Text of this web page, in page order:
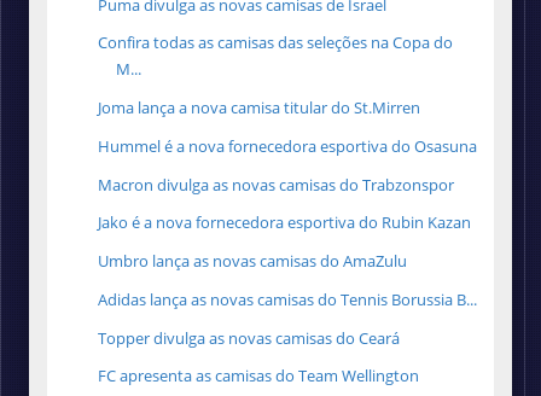
Puma divulga as novas camisas de Israel
Confira todas as camisas das seleções na Copa do
M...
Joma lança a nova camisa titular do St.Mirren
Hummel é a nova fornecedora esportiva do Osasuna
Macron divulga as novas camisas do Trabzonspor
Jako é a nova fornecedora esportiva do Rubin Kazan
Umbro lança as novas camisas do AmaZulu
Adidas lança as novas camisas do Tennis Borussia B...
Topper divulga as novas camisas do Ceará
FC apresenta as camisas do Team Wellington